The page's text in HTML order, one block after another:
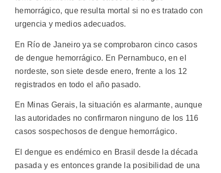
hemorrágico, que resulta mortal si no es tratado con
urgencia y medios adecuados.
En Río de Janeiro ya se comprobaron cinco casos
de dengue hemorrágico. En Pernambuco, en el
nordeste, son siete desde enero, frente a los 12
registrados en todo el año pasado.
En Minas Gerais, la situación es alarmante, aunque
las autoridades no confirmaron ninguno de los 116
casos sospechosos de dengue hemorrágico.
El dengue es endémico en Brasil desde la década
pasada y es entonces grande la posibilidad de una